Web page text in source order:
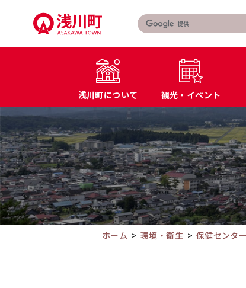
移
動
浅川町について
浅川町の概要
特産品・名
交通アクセス
観光・イベント
マイナンバー
教育
防災
こ
か
ら
本
文
で
す。
ホーム 環境・衛生 保健センタ